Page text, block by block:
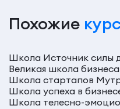
Похожие
Школа Источник силы
Великая школа бизнеса
Школа стартапов
Школа успеха в
Школа телесно-